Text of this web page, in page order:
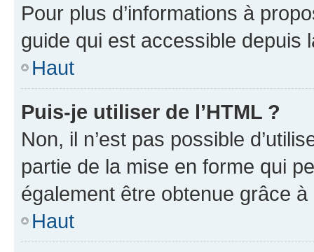
Pour plus d’informations à
guide qui est accessible depuis
Haut
Puis-je utiliser de l’HTML ?
Non, il n’est pas possible
partie de la mise en forme qui
également être obtenue grâce à
Haut